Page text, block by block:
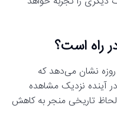
راه است؟
روند تاریخی معاملات ۲۰۰ روزه و ۶۰۰ روزه نشان می‌دهد که
آینده نزدیک مشاهده
تاریخی منجر به کاهش